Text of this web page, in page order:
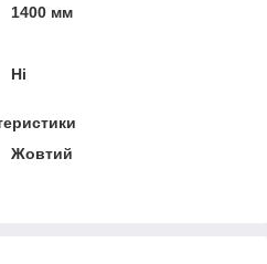
1400 мм
Ні
Жовтий